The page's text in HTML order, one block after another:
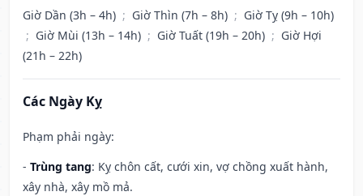
Giờ Dần (3h – 4h) ; Giờ Thìn (7h – 8h) ; Giờ Tỵ (9h – 10h)
; Giờ Mùi (13h – 14h) ; Giờ Tuất (19h – 20h) ; Giờ Hợi
(21h – 22h)
Các Ngày Kỵ
Phạm phải ngày:
- Trùng tang: Kỵ chôn cất, cưới xin, vợ chồng xuất hành,
xây nhà, xây mồ mả.